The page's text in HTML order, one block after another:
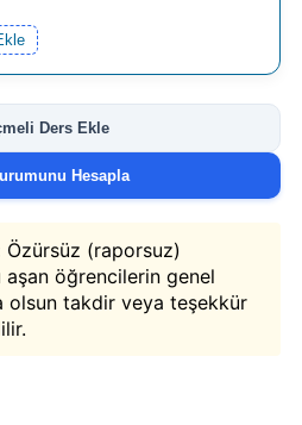
Ders Ekle
Hesapla
Özürsüz (raporsuz)
aşan öğrencilerin genel
olsun takdir veya teşekkür